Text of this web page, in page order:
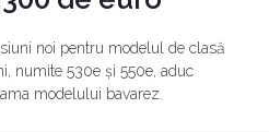
noi pentru modelul de clasă
numite 530e și 550e, aduc
modelului bavarez.